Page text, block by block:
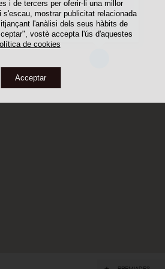
i de tercers per oferir-li una millor
mostrar publicitat relacionada
l'anàlisi dels seus hàbits de
vostè accepta l'ús d'aquestes
de cookies
Acceptar
Casa Albagès